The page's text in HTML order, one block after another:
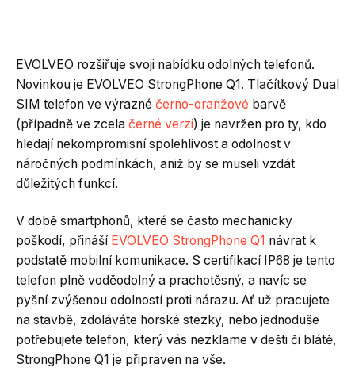
EVOLVEO rozšiřuje svoji nabídku odolných telefonů.
Novinkou je EVOLVEO StrongPhone Q1. Tlačítkový Dual
SIM telefon ve výrazné černo-oranžové barvě
(případně ve zcela černé verzi) je navržen pro ty, kdo
hledají nekompromisní spolehlivost a odolnost v
náročných podmínkách, aniž by se museli vzdát
důležitých funkcí.
V době smartphonů, které se často mechanicky
poškodí, přináší EVOLVEO StrongPhone Q1 návrat k
podstatě mobilní komunikace. S certifikací IP68 je tento
telefon plně voděodolný a prachotěsný, a navíc se
pyšní zvýšenou odolností proti nárazu. Ať už pracujete
na stavbě, zdoláváte horské stezky, nebo jednoduše
potřebujete telefon, který vás nezklame v dešti či blátě,
StrongPhone Q1 je připraven na vše.